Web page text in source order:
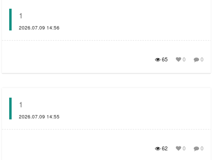
1
2026.07.09 14:56
0
0
65
1
2026.07.09 14:55
0
0
62